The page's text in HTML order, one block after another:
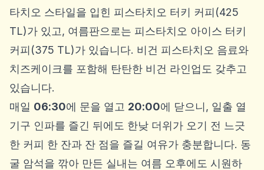
타치오 스타일을 입힌 피스타치오 터키 커피(425
TL)가 있고, 여름판으로는 피스타치오 아이스 터키
커피(375 TL)가 있습니다. 비건 피스타치오 음료와
치즈케이크를 포함해 탄탄한 비건 라인업도 갖추고
있습니다.
매일 06:30에 문을 열고 20:00에 닫으니, 일출 열
기구 인파를 즐긴 뒤에도 한낮 더위가 오기 전 느긋
한 커피 한 잔과 잔 점을 즐길 여유가 충분합니다. 동
굴 암석을 깎아 만든 실내는 여름 오후에도 시원하